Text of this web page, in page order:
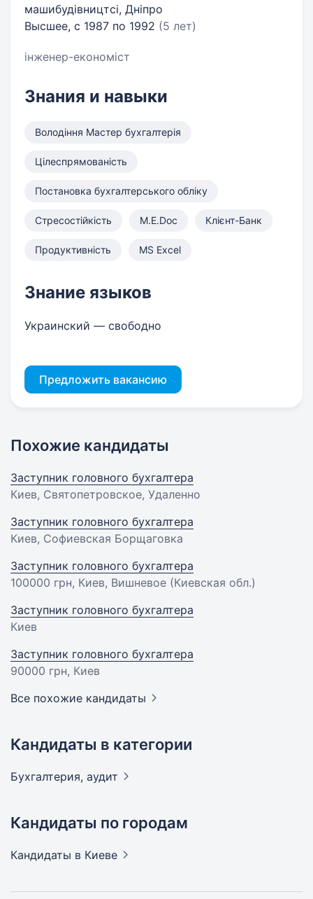
машибудівництсі, Дніпро
Высшее, с 1987 по 1992 (5 лет)
інженер-економіст
Знания и навыки
Володіння Мастер бухгалтерія
Цілеспрямованість
Постановка бухгалтерського обліку
Стресостійкість M.E.Doc Клієнт-Банк
Продуктивність MS Excel
Знание языков
Украинский — свободно
Предложить вакансию
Похожие кандидаты
Заступник головного бухгалтера
Киев, Святопетровское, Удаленно
Заступник головного бухгалтера
Киев, Софиевская Борщаговка
Заступник головного бухгалтера
100000 грн, Киев, Вишневое (Киевская обл.)
Заступник головного бухгалтера
Киев
Заступник головного бухгалтера
90000 грн, Киев
Все похожие кандидаты
Кандидаты в категории
Бухгалтерия, аудит
Кандидаты по городам
Кандидаты в Киеве